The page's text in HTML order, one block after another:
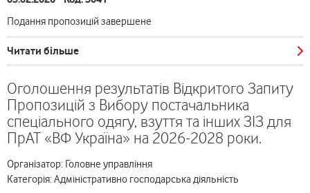
Подання пропозицій завершене
Читати більше
Оголошення результатів Відкритого Запиту
Пропозицій з Вибору постачальника
спеціального одягу, взуття та інших ЗІЗ для
ПрАТ «ВФ Україна» на 2026-2028 роки.
Організатор: Головне управління
Категорія: Адміністративно господарська діяльність